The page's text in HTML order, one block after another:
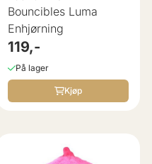
Bouncibles Luma
Enhjørning
119,-
På lager
Kjøp